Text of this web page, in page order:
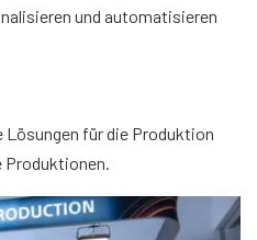
und automatisieren
Lösungen für die Produktion
Produktionen.